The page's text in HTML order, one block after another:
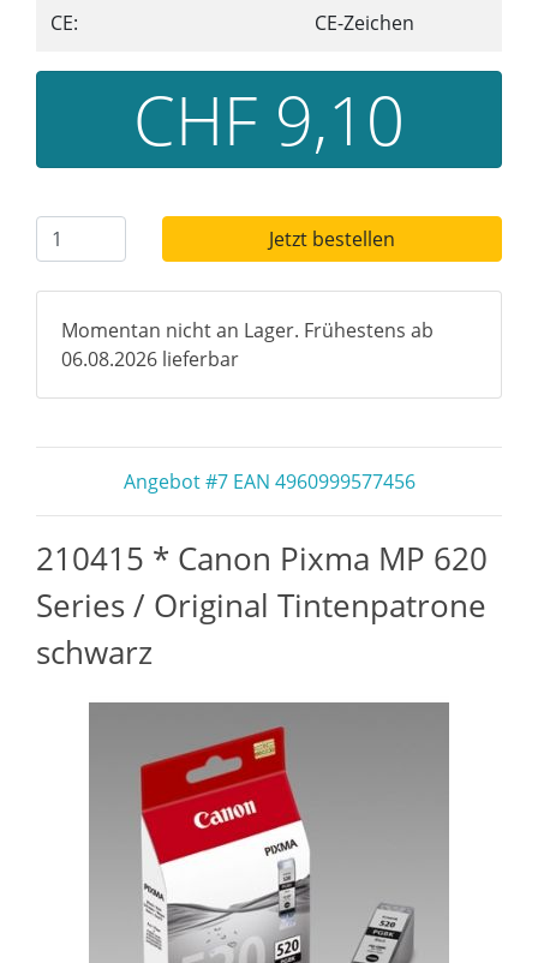
CE: CE-Zeichen
CHF 9,10
Jetzt bestellen
Momentan nicht an Lager. Frühestens ab
06.08.2026 lieferbar
Angebot #7 EAN 4960999577456
210415 * Canon Pixma MP 620
Series / Original Tintenpatrone
schwarz